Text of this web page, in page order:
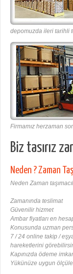
depomuzda ileri tarihli
Firmamız herzaman
Biz tasırız
Neden ? Zaman
Neden Zaman
Zamanında teslimat
Güvenilir hizmet
Ambar fiyatları en
Konusunda uzman
7 / 24 online takip /
hareketlerini
Kapınızda ödeme
Yükünüze uygun